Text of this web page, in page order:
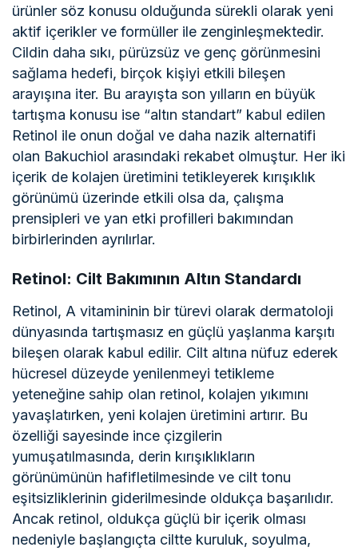
ürünler söz konusu olduğunda sürekli olarak yeni
aktif içerikler ve formüller ile zenginleşmektedir.
Cildin daha sıkı, pürüzsüz ve genç görünmesini
sağlama hedefi, birçok kişiyi etkili bileşen
arayışına iter. Bu arayışta son yılların en büyük
tartışma konusu ise “altın standart” kabul edilen
Retinol ile onun doğal ve daha nazik alternatifi
olan Bakuchiol arasındaki rekabet olmuştur. Her iki
içerik de kolajen üretimini tetikleyerek kırışıklık
görünümü üzerinde etkili olsa da, çalışma
prensipleri ve yan etki profilleri bakımından
birbirlerinden ayrılırlar.
Retinol: Cilt Bakımının Altın Standardı
Retinol, A vitamininin bir türevi olarak dermatoloji
dünyasında tartışmasız en güçlü yaşlanma karşıtı
bileşen olarak kabul edilir. Cilt altına nüfuz ederek
hücresel düzeyde yenilenmeyi tetikleme
yeteneğine sahip olan retinol, kolajen yıkımını
yavaşlatırken, yeni kolajen üretimini artırır. Bu
özelliği sayesinde ince çizgilerin
yumuşatılmasında, derin kırışıklıkların
görünümünün hafifletilmesinde ve cilt tonu
eşitsizliklerinin giderilmesinde oldukça başarılıdır.
Ancak retinol, oldukça güçlü bir içerik olması
nedeniyle başlangıçta ciltte kuruluk, soyulma,